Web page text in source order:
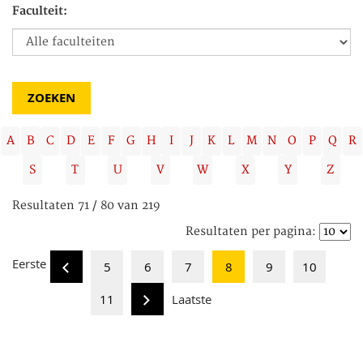
Faculteit:
A B C D E F G H I J K L M N O P Q
R
S
T U V W X Y Z
Resultaten 71 / 80 van 219
Resultaten per pagina:
Eerste 5 6 7 8 9
10
11
Laatste